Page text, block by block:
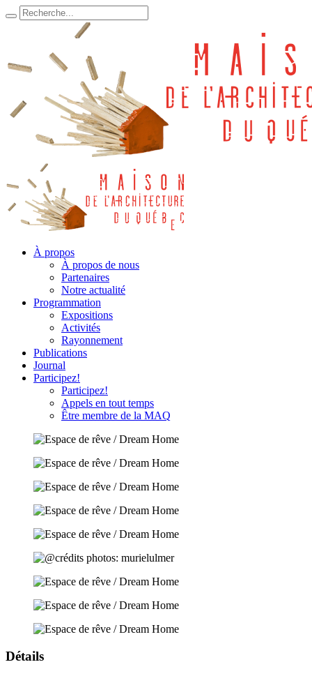
À propos
À propos de nous
Partenaires
Notre actualité
Programmation
Expositions
Activités
Rayonnement
Publications
Journal
Participez!
Participez!
Appels en tout temps
Être membre de la MAQ
Détails